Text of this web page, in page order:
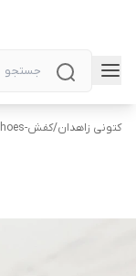
کتونی زاهدان/کفش-shoes